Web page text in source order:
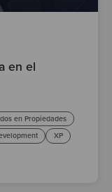
en el
en Propiedades
XP